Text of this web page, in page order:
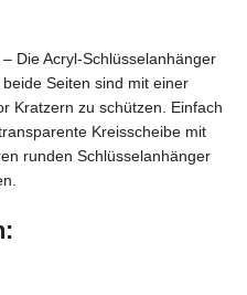
Die Acryl-Schlüsselanhänger
Seiten sind mit einer
Kratzern zu schützen. Einfach
Kreisscheibe mit
runden Schlüsselanhänger